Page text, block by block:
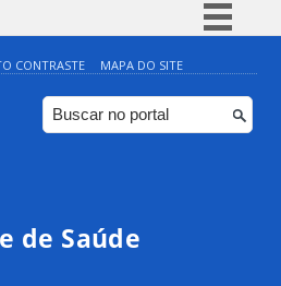
Simplifique!
Comunica BR
Participe
Canais
CONTRASTE MAPA DO SITE
de Saúde